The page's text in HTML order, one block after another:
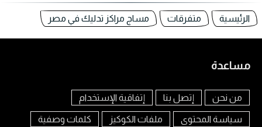
الرئيسية متفرقات مساج مراكز تدليك في مصر
مساعدة
من نحن إتصل بنا إتفاقية الإستخدام
سياسة المحتوى ملفات الكوكيز كلمات وصفية